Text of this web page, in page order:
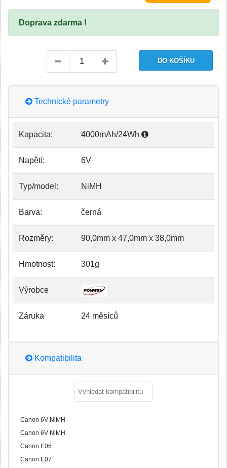
Doprava zdarma !
Technické parametry
Kapacita: 4000mAh/24Wh
Napětí: 6V
Typ/model: NiMH
Barva: černá
Rozměry: 90,0mm x 47,0mm x 38,0mm
Hmotnost: 301g
Výrobce
Záruka 24 měsíců
Kompatibilita
Canon 6V NiMH
Canon 6V NiMH
Canon E06
Canon E07